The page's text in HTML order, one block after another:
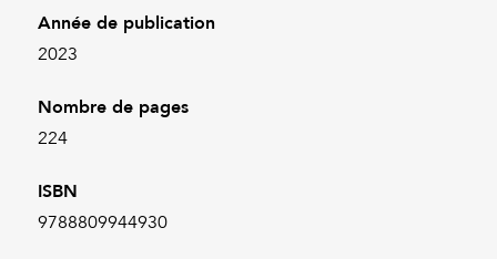
Année de publication
2023
Nombre de pages
224
ISBN
9788809944930